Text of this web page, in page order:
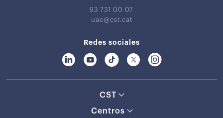
93 731 00 07
uac@cst.cat
Redes sociales
CST
Centros